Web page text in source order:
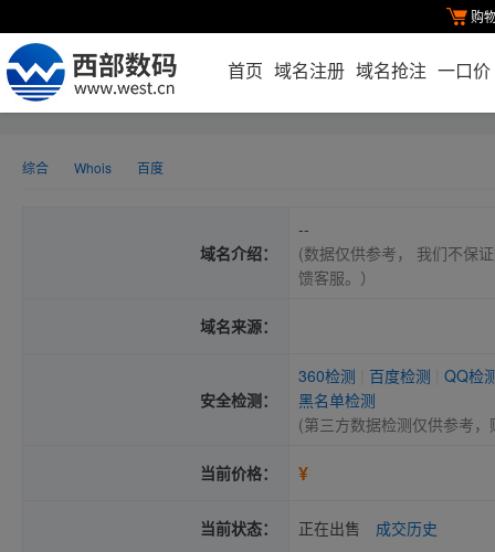
购
首页 域名注册 域名抢注 一口价
综合 Whois 百度
域名介绍：
--
(数据仅供参考， 我们不保
馈客服。）
域名来源：
安全检测：
360检测 百度检测
QQ检
黑名单检测
(第三方数据检测仅供参考
当前价格： ¥
当前状态： 正在出售 成交历史